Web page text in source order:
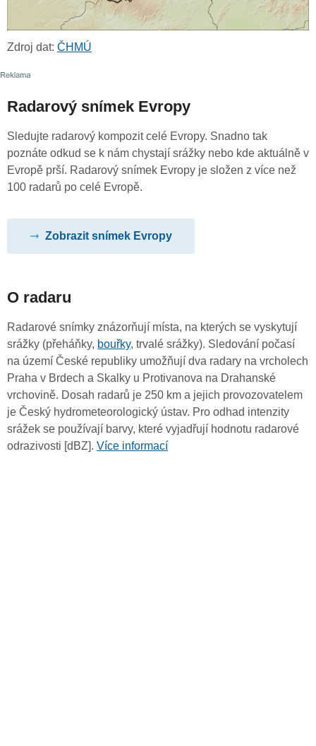
Zdroj dat: ČHMÚ
Radarový snímek Evropy
Sledujte radarový kompozit celé Evropy. Snadno tak
poznáte odkud se k nám chystají srážky nebo kde aktuálně v
Evropě prší. Radarový snímek Evropy je složen z více než
100 radarů po celé Evropě.
Zobrazit snímek Evropy
O radaru
Radarové snímky znázorňují místa, na kterých se vyskytují
srážky (přeháňky, bouřky, trvalé srážky). Sledování počasí
na území České republiky umožňují dva radary na vrcholech
Praha v Brdech a Skalky u Protivanova na Drahanské
vrchovině. Dosah radarů je 250 km a jejich provozovatelem
je Český hydrometeorologický ústav. Pro odhad intenzity
srážek se používají barvy, které vyjadřují hodnotu radarové
odrazivosti [dBZ]. Více informací